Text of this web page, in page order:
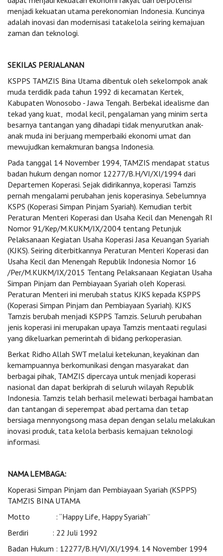
menjadi kekuatan utama perekonomian Indonesia. Kuncinya
adalah inovasi dan modernisasi tatakelola seiring kemajuan
zaman dan teknologi.
SEKILAS PERJALANAN
KSPPS TAMZIS Bina Utama dibentuk oleh sekelompok anak
muda terdidik pada tahun 1992 di kecamatan Kertek,
Kabupaten Wonosobo - Jawa Tengah. Berbekal idealisme dan
tekad yang kuat, modal kecil, pengalaman yang minim serta
besarnya tantangan yang dihadapi tidak menyurutkan anak-
anak muda ini berjuang memperbaiki ekonomi umat dan
mewujudkan kemakmuran bangsa Indonesia.
Pada tanggal 14 November 1994, TAMZIS mendapat status
badan hukum dengan nomor 12277/B.H/VI/XI/1994 dari
Departemen Koperasi. Sejak didirikannya, koperasi Tamzis
pernah mengalami perubahan jenis koperasinya. Sebelumnya
KSPS (Koperasi Simpan Pinjam Syariah). Kemudian terbit
Peraturan Menteri Koperasi dan Usaha Kecil dan Menengah RI
Nomor 91/Kep/M.KUKM/IX/2004 tentang Petunjuk
Pelaksanaan Kegiatan Usaha Koperasi Jasa Keuangan Syariah
(KJKS). Seiring diterbitkannya Peraturan Menteri Koperasi dan
Usaha Kecil dan Menengah Republik Indonesia Nomor 16
/Per/M.KUKM/IX/2015 Tentang Pelaksanaan Kegiatan Usaha
Simpan Pinjam dan Pembiayaan Syariah oleh Koperasi.
Peraturan Menteri ini merubah status KJKS kepada KSPPS
(Koperasi Simpan Pinjam dan Pembiayaan Syariah). KJKS
Tamzis berubah menjadi KSPPS Tamzis. Seluruh perubahan
jenis koperasi ini merupakan upaya Tamzis mentaati regulasi
yang dikeluarkan pemerintah di bidang perkoperasian.
Berkat Ridho Allah SWT melalui ketekunan, keyakinan dan
kemampuannya berkomunikasi dengan masyarakat dan
berbagai pihak, TAMZIS dipercaya untuk menjadi koperasi
nasional dan dapat berkiprah di seluruh wilayah Republik
Indonesia. Tamzis telah berhasil melewati berbagai hambatan
dan tantangan di seperempat abad pertama dan tetap
bersiaga mennyongsong masa depan dengan selalu melakukan
inovasi produk, tata kelola berbasis kemajuan teknologi
informasi.
NAMA LEMBAGA:
Koperasi Simpan Pinjam dan Pembiayaan Syariah (KSPPS)
TAMZIS BINA UTAMA
Motto : “Happy Life, Happy Syariah”
Berdiri : 22 Juli 1992
Badan Hukum : 12277/B.H/VI/XI/1994. 14 November 1994